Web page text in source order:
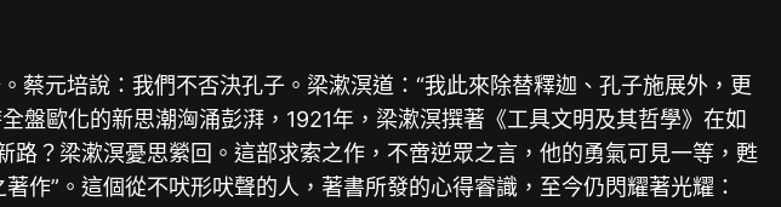
蔡元培說：我們不否決孔子。梁漱溟道：“我此來除替釋迦、孔子施展外，更
盤歐化的新思潮洶涌彭湃，1921年，梁漱溟撰著《工具文明及其哲學》在如
？梁漱溟憂思縈回。這部求索之作，不啻逆眾之言，他的勇氣可見一等，甦
作”。這個從不吠形吠聲的人，著書所發的心得睿識，至今仍閃耀著光耀：